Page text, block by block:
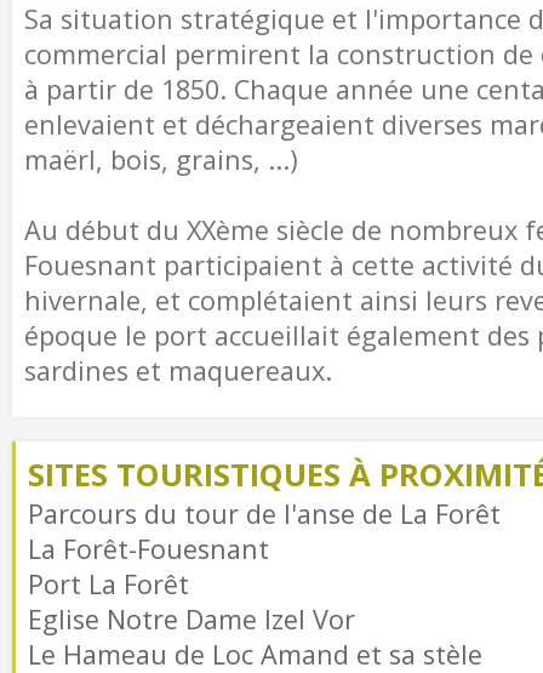
Sa situation stratégique et l'importance
commercial permirent la construction de
à partir de 1850. Chaque année une
enlevaient et déchargeaient diverses
maërl, bois, grains, ...)
Au début du XXème siècle de nombreux
Fouesnant participaient à cette activité
hivernale, et complétaient ainsi leurs
époque le port accueillait également des
sardines et maquereaux.
SITES TOURISTIQUES À
Parcours du tour de l'anse de La Forêt
La Forêt-Fouesnant
Port La Forêt
Eglise Notre Dame Izel Vor
Le Hameau de Loc Amand et sa stèle